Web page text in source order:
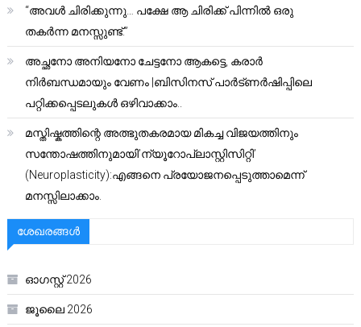
“അവൾ ചിരിക്കുന്നു… പക്ഷേ ആ ചിരിക്ക് പിന്നിൽ ഒരു
തകർന്ന മനസ്സുണ്ട്.”
അച്ഛനോ അനിയനോ ചേട്ടനോ ആകട്ടെ, കരാർ
നിർബന്ധമായും വേണം |ബിസിനസ് പാർട്ണർഷിപ്പിലെ
പറ്റിക്കപ്പെടലുകൾ ഒഴിവാക്കാം..
മസ്തിഷ്കത്തിന്റെ അത്ഭുതകരമായ മികച്ച വിജയത്തിനും
സന്തോഷത്തിനുമായി’ന്യൂറോപ്ലാസ്റ്റിസിറ്റി’
(Neuroplasticity):എങ്ങനെ പ്രയോജനപ്പെടുത്താമെന്ന്
മനസ്സിലാക്കാം.
ശേഖരങ്ങൾ
ഓഗസ്റ്റ്‌ 2026
ജൂലൈ 2026